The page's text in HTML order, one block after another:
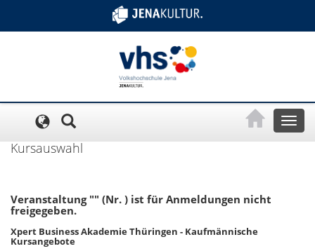
Toggle
Kursauswahl
Veranstaltung "" (Nr. ) ist für Anmeldungen nicht
freigegeben.
Xpert Business Akademie Thüringen - Kaufmännische
Kursangebote